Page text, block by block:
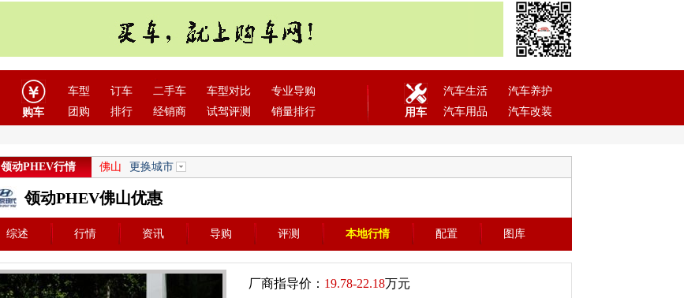
购车
车型 订车 二手车 车型对比
专业导购
团购
排行 经销商 试驾评测 销量排行 用车
汽车生活
汽车养护
汽车用品
汽车改装
领动PHEV行情 佛山 更换城市
领动PHEV佛山优惠
综述 行情 资讯 导购 评测 本地行情 配置 图库
厂商指导价： 19.78-22.18万元